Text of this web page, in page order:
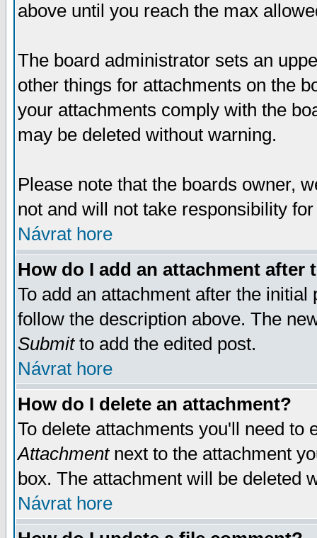
above until you reach the max
The board administrator sets an
other things for attachments on the
your attachments comply with the
may be deleted without warning.
Please note that the boards owner,
not and will not take responsibility
Návrat hore
How do I add an attachment after
To add an attachment after the
follow the description above. The
Submitto add the edited post.
Návrat hore
How do I delete an attachment?
To delete attachments you'll need
Attachmentnext to the attachment
box. The attachment will be deleted
Návrat hore